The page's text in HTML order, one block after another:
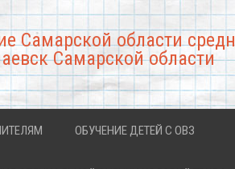
Самарской области
Самарской области
ОБУЧЕНИЕ ДЕТЕЙ С ОВЗ